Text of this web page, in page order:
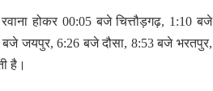
होकर 00:05 बजे चित्तौड़गढ़, 1:10 बजे
जयपुर, 6:26 बजे दौसा, 8:53 बजे भरतपुर,
है।